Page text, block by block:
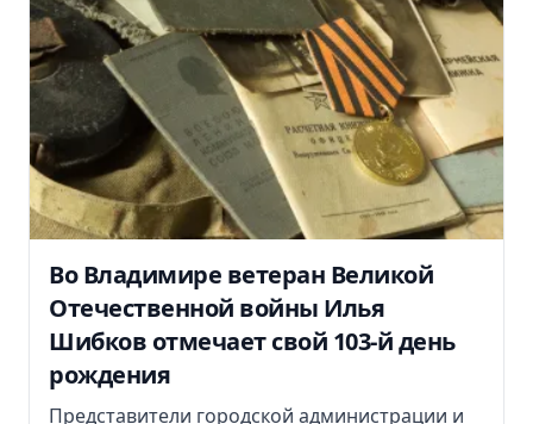
Во Владимире ветеран Великой
Отечественной войны Илья
Шибков отмечает свой 103-й день
рождения
Представители городской администрации и